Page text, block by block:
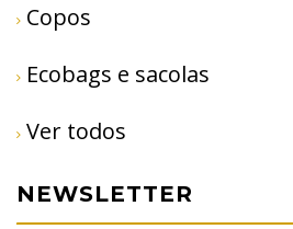
Copos
Ecobags e sacolas
Ver todos
NEWSLETTER